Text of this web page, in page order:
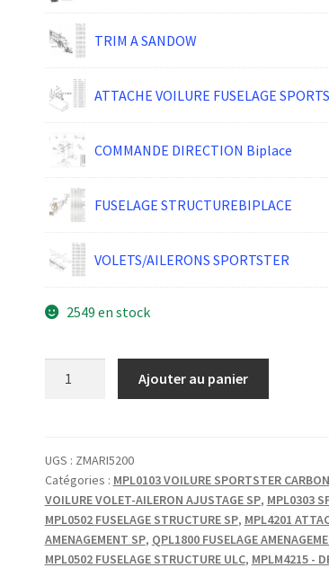
TRIM A SANDOW
ATTACHE VOILURE FUSELAGE
COMMANDE DIRECTION Biplace
FUSELAGE STRUCTUREBIPLACE
VOLETS/AILERONS SPORTSTER
2549 en stock
ALU
3.2X10
TP
Ajouter au panier
UGS : ZMARI5200
Catégories : MPL0103 VOILURE SPORTSTER
VOILURE VOLET-AILERON AJUSTAGE SP, MPL0303
MPL0502 FUSELAGE STRUCTURE SP, MPL4201
AMENAGEMENT SP, QPL1800 FUSELAGE
MPL0502 FUSELAGE STRUCTURE ULC, MPLM4215 -